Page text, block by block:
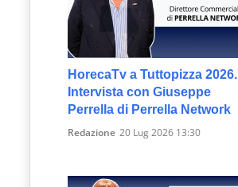
HorecaTv a Tuttopizza 2026.
Intervista con Giuseppe
Perrella di Perrella Network
Redazione 20 Lug 2026 13:30